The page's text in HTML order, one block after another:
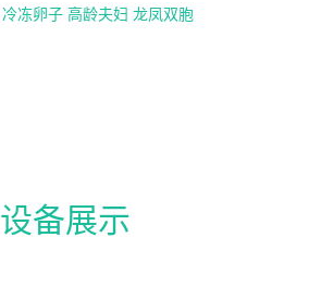
冷冻卵子 高龄夫妇 龙凤双胞
设备展示